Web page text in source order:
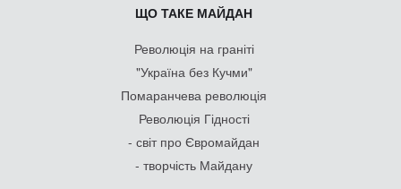
ЩО ТАКЕ МАЙДАН
Революція на граніті
"Україна без Кучми"
Помаранчева революція
Революція Гідності
- світ про Євромайдан
- творчість Майдану